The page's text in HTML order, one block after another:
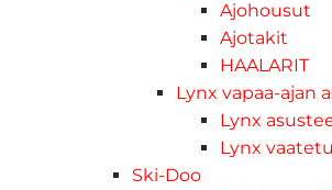
Ajohousut
Ajotakit
HAALARIT
Lynx vapaa-ajan
Lynx
Lynx
Ski-Doo